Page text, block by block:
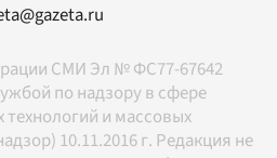
СМИ Эл № ФС77-67642
по надзору в сфере
и массовых
10.11.2016 г. Редакция не